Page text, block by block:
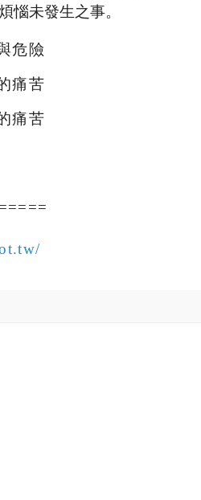
惱未發生之事。
危險
痛苦
痛苦